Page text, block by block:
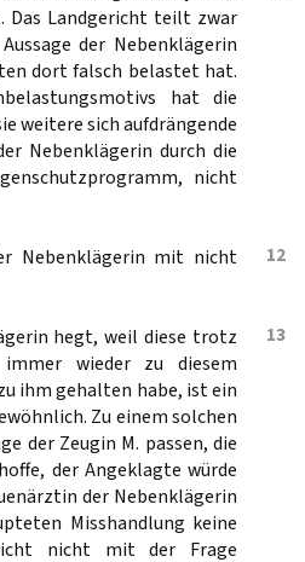
Das Landgericht teilt zwar
der Nebenklägerin
dort falsch belastet hat.
hat die
weitere sich aufdrängende
Nebenklägerin durch die
nicht
12
Nebenklägerin mit nicht
13
hegt, weil diese trotz
wieder zu diesem
ihm gehalten habe, ist ein
Zu einem solchen
der Zeugin M. passen, die
der Angeklagte würde
der Nebenklägerin
Misshandlung keine
nicht mit der Frage